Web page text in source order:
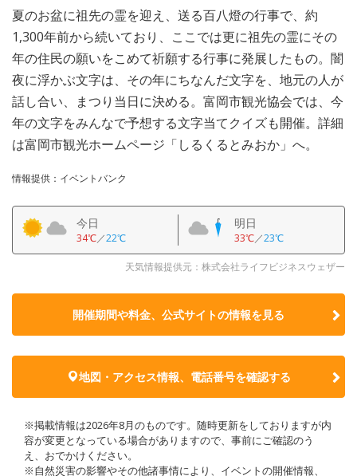
夏のお盆に祖先の霊を迎え、送る百八燈の行事で、約
1,300年前から続いており、ここでは更に祖先の霊にその
年の住民の願いをこめて祈願する行事に発展したもの。闇
夜に浮かぶ文字は、その年にちなんだ文字を、地元の人が
話し合い、まつり当日に決める。富岡市観光協会では、今
年の文字をみんなで予想する文字当てクイズも開催。詳細
は富岡市観光ホームページ「しるくるとみおか」へ。
情報提供：イベントバンク
今日
34℃／22℃
明日
33℃／23℃
天気情報提供元：株式会社ライフビジネスウェザー
開催期間や料金、公式サイトの情報を見る
地図・アクセス情報、電話番号を確認する
※掲載情報は2026年8月のものです。随時更新をしておりますが内
容が変更となっている場合がありますので、事前にご確認のう
え、おでかけください。
※自然災害の影響やその他諸事情により、イベントの開催情報、